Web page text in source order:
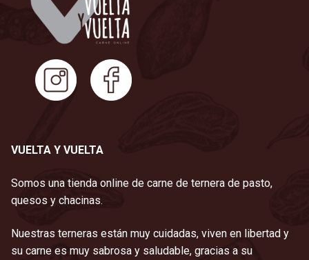
VUELTA Y VUELTA
Somos una tienda online de carne de ternera de pasto,
quesos y chacinas.
Nuestras terneras están muy cuidadas, viven en libertad y
su carne es muy sabrosa y saludable, gracias a su